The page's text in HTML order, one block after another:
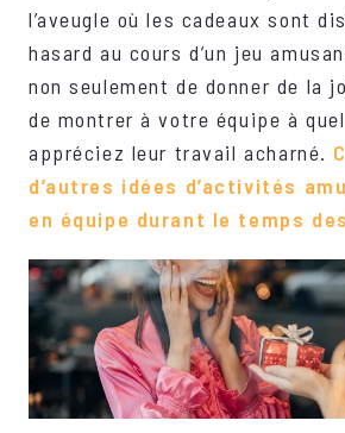
l’aveugle où les cadeaux sont
hasard au cours d’un jeu
non seulement de donner de la
de montrer à votre équipe à
appréciez leur travail acharné.
d’autres idées d’activités
en équipe durant le temps